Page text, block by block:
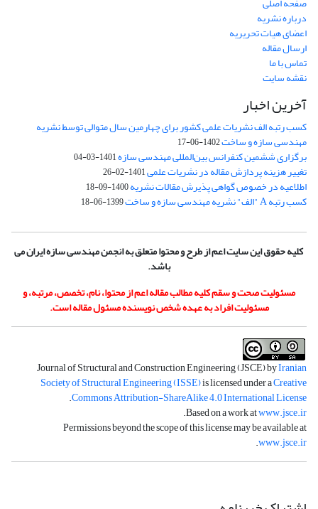
درباره نشریه
اعضای هیات تحریریه
ارسال مقاله
تماس با ما
نقشه سایت
آخرین اخبار
کسب رتبه الف نشریات علمی کشور برای چهارمین سال متوالی توسط نشریه
مهندسی سازه و ساخت1402-06-17
برگزاری ششمین کنفرانس بین‌المللی مهندسی سازه1401-03-04
تغییر هزینه پردازش مقاله در نشریات علمی1401-02-26
اطلاعیه در خصوص گواهی پذیرش مقالات نشریه1400-09-18
کسب رتبه A "الف" نشریه مهندسی سازه و ساخت 1399-06-18
کلیه حقوق این سایت اعم از طرح و محتوا متعلق به انجمن مهندسی سازه ایران می
باشد.
مسئولیت صحت و سقم کلیه مطالب مقاله اعم از محتوا، نام، تخصص، مرتبه، و
مسئولیت افراد به عهده شخص نویسنده مسئول مقاله است.
Journal of Structural and Construction Engineering (JSCE) byIranian
Society of Structural Engineering (ISSE)is licensed under aCreative
Commons Attribution-ShareAlike 4.0 International License
.
Based on a work atwww.jsce.ir
.
Permissions beyond the scope of this license may be available at
www.jsce.ir
.